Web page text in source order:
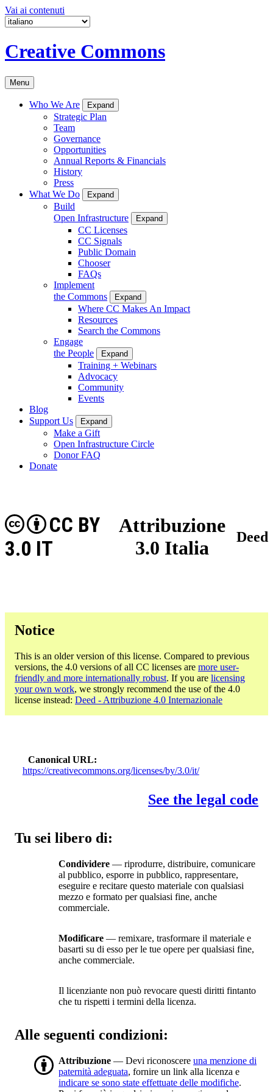
Vai ai contenuti
Creative Commons
Menu
Who We Are Expand
Strategic Plan
Team
Governance
Opportunities
Annual Reports & Financials
History
Press
What We Do
Expand
Build
Open Infrastructure
Expand
CC Licenses
CC Signals
Public Domain
Chooser
FAQs
Implement
the Commons
Expand
Where CC Makes An Impact
Resources
Search the Commons
Engage
the People
Expand
Training + Webinars
Advocacy
Community
Events
Blog
Support Us
Expand
Make a Gift
Open Infrastructure Circle
Donor FAQ
Donate
Attribuzione
3.0 Italia
CC BY
3.0 IT
Deed
Notice
This is an older version of this license. Compared to previous
versions, the 4.0 versions of all CC licenses are more user-
friendly and more internationally robust. If you are licensing
your own work, we strongly recommend the use of the 4.0
license instead: Deed - Attribuzione 4.0 Internazionale
Canonical URL
https://creativecommons.org/licenses/by/3.0/it/
See the legal code
Tu sei libero di:
Condividere — riprodurre, distribuire, comunicare
al pubblico, esporre in pubblico, rappresentare,
eseguire e recitare questo materiale con qualsiasi
mezzo e formato per qualsiasi fine, anche
commerciale.
Modificare — remixare, trasformare il materiale e
basarti su di esso per le tue opere per qualsiasi fine,
anche commerciale.
Il licenziante non può revocare questi diritti fintanto
che tu rispetti i termini della licenza.
Alle seguenti condizioni:
Attribuzione — Devi riconoscere una menzione di
paternità adeguata, fornire un link alla licenza e
indicare se sono state effettuate delle modifiche.